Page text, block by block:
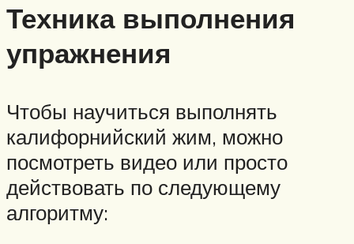
Техника выполнения
упражнения
Чтобы научиться выполнять
калифорнийский жим, можно
посмотреть видео или просто
действовать по следующему
алгоритму: